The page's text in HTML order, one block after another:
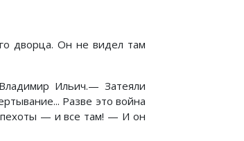
дворца. Он не видел там
Ильич.— Затеяли
Разве это война
пехоты — и все там! — И он